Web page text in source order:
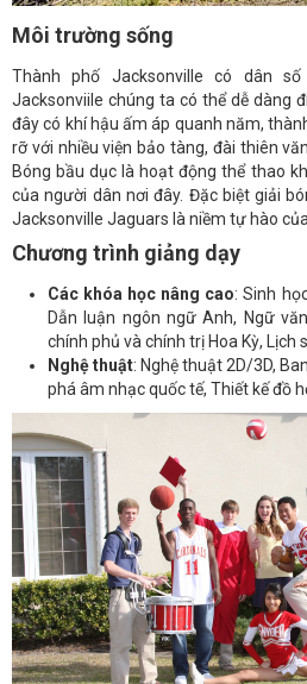
Môi trường sống
Thành phố Jacksonville có dân
Jacksonviile chúng ta có thể dễ dàng
đây có khí hậu ấm áp quanh năm,
rỡ với nhiều viện bảo tàng, đài thiên
Bóng bầu dục là hoạt động thể thao
của người dân nơi đây. Đặc biệt giải
Jacksonville Jaguars là niềm tự hào
Chương trình giảng dạy
Các khóa học nâng cao: Sinh
Dẫn luận ngôn ngữ Anh, Ngữ
chính phủ và chính trị Hoa Kỳ, Lịch
Nghệ thuật: Nghệ thuật 2D/3D,
phá âm nhạc quốc tế, Thiết kế đồ